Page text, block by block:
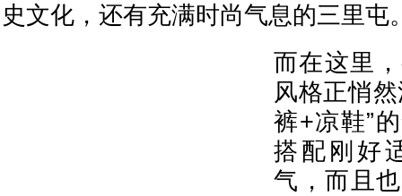
史文化，还有充满时尚气息的三里屯
而在这里
风格正悄
裤+凉鞋”
搭配刚好
气，而且